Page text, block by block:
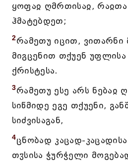
ყოფაჲ ღმრთისაჲ,
ჰმატებდეთ;
2რამეთუ იცით, ვითარნი
მიგცენით თქუენ უფლისა
ქრისტესა.
3რამეთუ ესე არს ნებაჲ
სიწმიდე ეგე თქუენი,
სიძვისაგან,
4ცნობად კაცად-
თჳსისა ჭურჭელი